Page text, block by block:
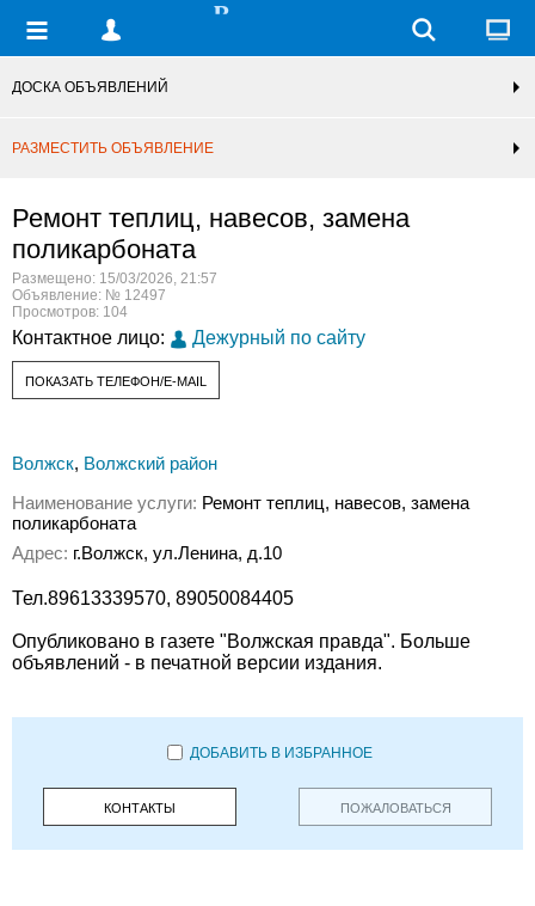
ДОСКА ОБЪЯВЛЕНИЙ
РАЗМЕСТИТЬ ОБЪЯВЛЕНИЕ
Ремонт теплиц, навесов, замена
поликарбоната
Размещено: 15/03/2026, 21:57
Объявление: № 12497
Просмотров: 104
Контактное лицо: Дежурный по сайту
ПОКАЗАТЬ ТЕЛЕФОН/E-MAIL
Волжск, Волжский район
Наименование услуги: Ремонт теплиц, навесов, замена
поликарбоната
Адрес: г.Волжск, ул.Ленина, д.10
Тел.89613339570, 89050084405
Опубликовано в газете "Волжская правда". Больше
объявлений - в печатной версии издания.
ДОБАВИТЬ В ИЗБРАННОЕ
КОНТАКТЫ ПОЖАЛОВАТЬСЯ